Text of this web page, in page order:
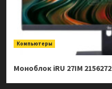
Компьютеры
Моноблок iRU 27IM 2156272